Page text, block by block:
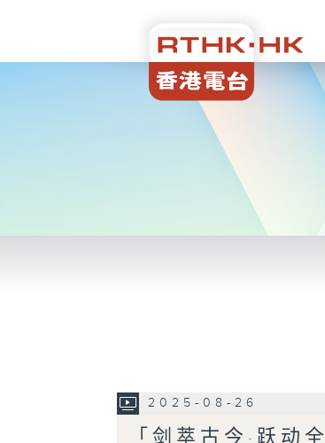
2025-08-26
「剑萃古今·跃动全